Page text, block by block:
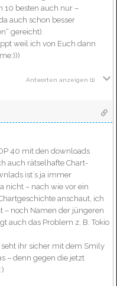
10 besten auch nur –
auch schon besser
gereicht).
weil ich von Euch dann
Antworten anzeigen (1)
40 mit den downloads
auch rätselhafte Chart-
ist´s ja immer
nicht – nach wie vor ein
anschaut, ich
– noch Namen der jüngeren
auch das Problem z. B. Tokio
ihr sicher mit dem Smily
– denn gegen die jetzt